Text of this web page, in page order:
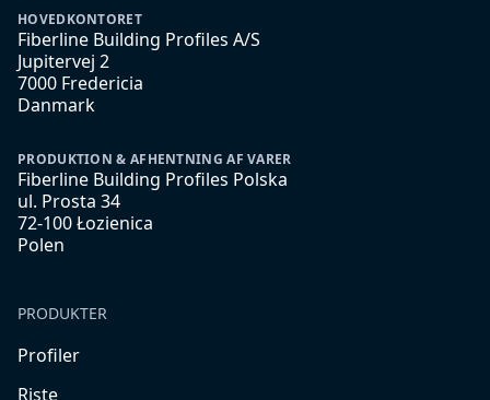
HOVEDKONTORET
Fiberline Building Profiles A/S
Jupitervej 2
7000 Fredericia
Danmark
PRODUKTION & AFHENTNING AF VARER
Fiberline Building Profiles Polska
ul. Prosta 34
72-100 Łozienica
Polen
PRODUKTER
Profiler
Riste